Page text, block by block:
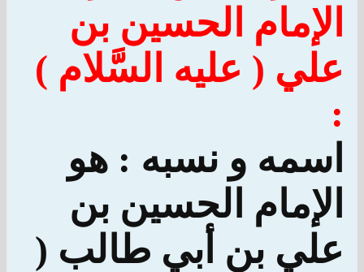
الإمام الحسين بن
علي ( عليه السَّلام )
:
اسمه و نسبه : هو
الإمام الحسين بن
علي بن أبي طالب (